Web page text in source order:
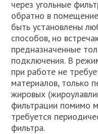
через угольные
обратно в
быть установлены
способов, но
предназначенные
подключения. В
при работе не
материалов, только
жировых
фильтрации помимо
требуется
фильтра.